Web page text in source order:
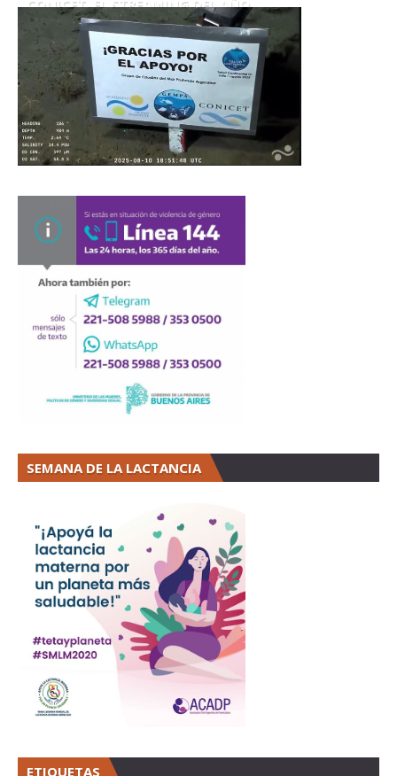
CONICET. EL STREAMING DEL AÑO
SEMANA DE LA LACTANCIA
ETIQUETAS